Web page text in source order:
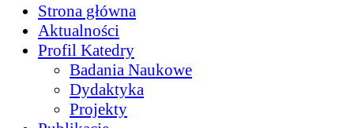
Strona główna
Aktualności
Profil Katedry
Badania Naukowe
Dydaktyka
Projekty